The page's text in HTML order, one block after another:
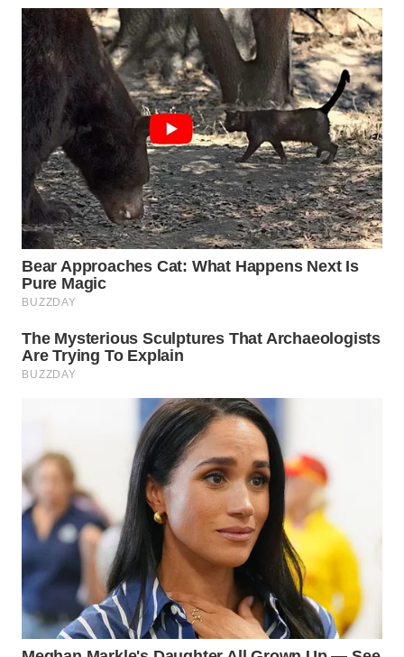
LANGKAT
WN
TAPANULI
SELATAN
WN
TANJUNG
LESUNG
WN
WN
WN
TAPANULI
TENGAH
WN DELI
SERDANG
WN
TEBING
TINGGI